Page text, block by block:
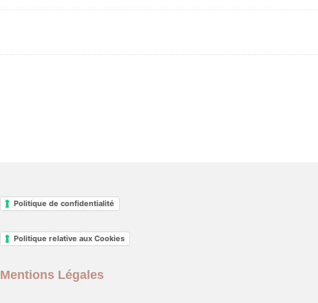
Politique de confidentialité
Politique relative aux Cookies
Mentions Légales